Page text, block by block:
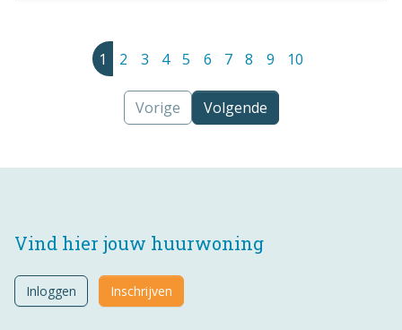
1 2 3 4 5 6 7 8 9 10
Vorige Volgende
Vind hier jouw huurwoning
Inloggen Inschrijven